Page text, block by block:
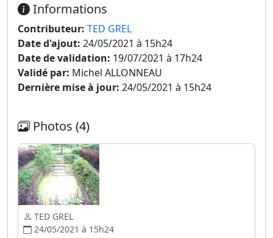
Informations
Contributeur: TED GREL
Date d'ajout: 24/05/2021 à 15h24
Date de validation: 19/07/2021 à 17h24
Validé par: Michel ALLONNEAU
Dernière mise à jour: 24/05/2021 à 15h24
Photos (4)
TED GREL
24/05/2021 à 15h24